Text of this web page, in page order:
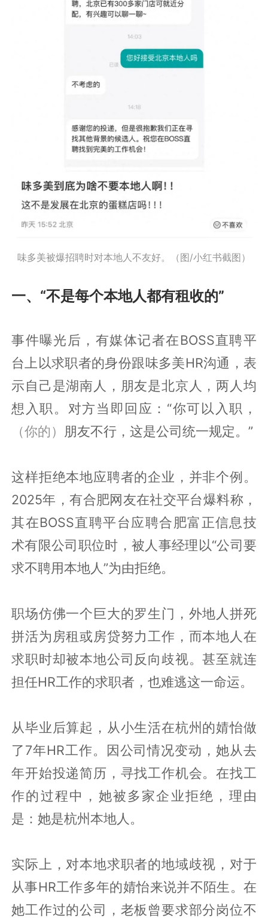
味多美被爆招聘时对本地人不友好。（图/小红书截图）
一、“不是每个本地人都有租收的”
事件曝光后，有媒体记者在BOSS直聘平
台上以求职者的身份跟味多美HR沟通，表
示自己是湖南人，朋友是北京人，两人均
想入职。对方当即回应：“你可以入职，
（你的） 朋友不行，这是公司统一规定。”
这样拒绝本地应聘者的企业，并非个例。
2025年，有合肥网友在社交平台爆料称，
其在BOSS直聘平台应聘合肥富正信息技
术有限公司职位时，被人事经理以“公司要
求不聘用本地人”为由拒绝。
职场仿佛一个巨大的罗生门，外地人拼死
拼活为房租或房贷努力工作，而本地人在
求职时却被本地公司反向歧视。甚至就连
担任HR工作的求职者，也难逃这一命运。
从毕业后算起，从小生活在杭州的婧怡做
了7年HR工作。因公司情况变动，她从去
年开始投递简历，寻找工作机会。在找工
作的过程中，她被多家企业拒绝，理由
是：她是杭州本地人。
实际上，对本地求职者的地域歧视，对于
从事HR工作多年的婧怡来说并不陌生。在
她工作过的公司，老板曾要求部分岗位不